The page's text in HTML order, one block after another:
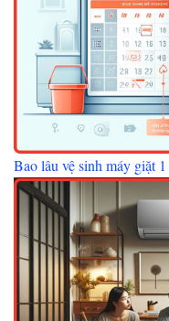
Bao lâu vệ sinh máy giặt